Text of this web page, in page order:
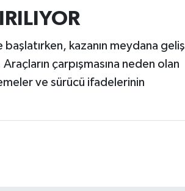
kazanın meydana geliş
çarpışmasına neden olan
ve sürücü ifadelerinin